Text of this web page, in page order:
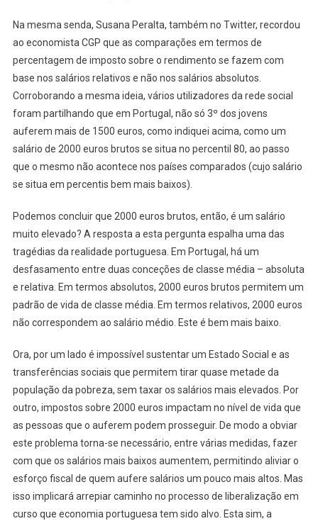
Na mesma senda, Susana Peralta, também no Twitter, recordou
ao economista CGP que as comparações em termos de
percentagem de imposto sobre o rendimento se fazem com
base nos salários relativos e não nos salários absolutos.
Corroborando a mesma ideia, vários utilizadores da rede social
foram partilhando que em Portugal, não só 3º dos jovens
auferem mais de 1500 euros, como indiquei acima, como um
salário de 2000 euros brutos se situa no percentil 80, ao passo
que o mesmo não acontece nos países comparados (cujo salário
se situa em percentis bem mais baixos).
Podemos concluir que 2000 euros brutos, então, é um salário
muito elevado? A resposta a esta pergunta espalha uma das
tragédias da realidade portuguesa. Em Portugal, há um
desfasamento entre duas conceções de classe média – absoluta
e relativa. Em termos absolutos, 2000 euros brutos permitem um
padrão de vida de classe média. Em termos relativos, 2000 euros
não correspondem ao salário médio. Este é bem mais baixo.
Ora, por um lado é impossível sustentar um Estado Social e as
transferências sociais que permitem tirar quase metade da
população da pobreza, sem taxar os salários mais elevados. Por
outro, impostos sobre 2000 euros impactam no nível de vida que
as pessoas que o auferem podem prosseguir. De modo a obviar
este problema torna-se necessário, entre várias medidas, fazer
com que os salários mais baixos aumentem, permitindo aliviar o
esforço fiscal de quem aufere salários um pouco mais altos. Mas
isso implicará arrepiar caminho no processo de liberalização em
curso que economia portuguesa tem sido alvo. Esta sim, a